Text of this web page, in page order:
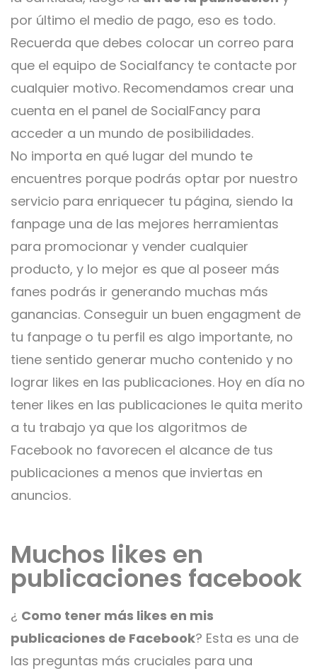
por último el medio de pago, eso es todo.
Recuerda que debes colocar un correo para
que el equipo de Socialfancy te contacte por
cualquier motivo. Recomendamos crear una
cuenta en el panel de SocialFancy para
acceder a un mundo de posibilidades.
No importa en qué lugar del mundo te
encuentres porque podrás optar por nuestro
servicio para enriquecer tu página, siendo la
fanpage una de las mejores herramientas
para promocionar y vender cualquier
producto, y lo mejor es que al poseer más
fanes podrás ir generando muchas más
ganancias. Conseguir un buen engagment de
tu fanpage o tu perfil es algo importante, no
tiene sentido generar mucho contenido y no
lograr likes en las publicaciones. Hoy en día no
tener likes en las publicaciones le quita merito
a tu trabajo ya que los algoritmos de
Facebook no favorecen el alcance de tus
publicaciones a menos que inviertas en
anuncios.
Muchos likes en
publicaciones facebook
¿ Como tener más likes en mis
publicaciones de Facebook? Esta es una de
las preguntas más cruciales para una